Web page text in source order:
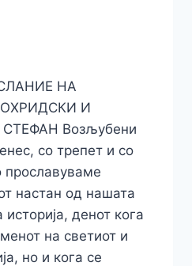
НА
И
Возљубени
со трепет и со
прославуваме
настан од нашата
денот кога
на светиот и
но и кога се